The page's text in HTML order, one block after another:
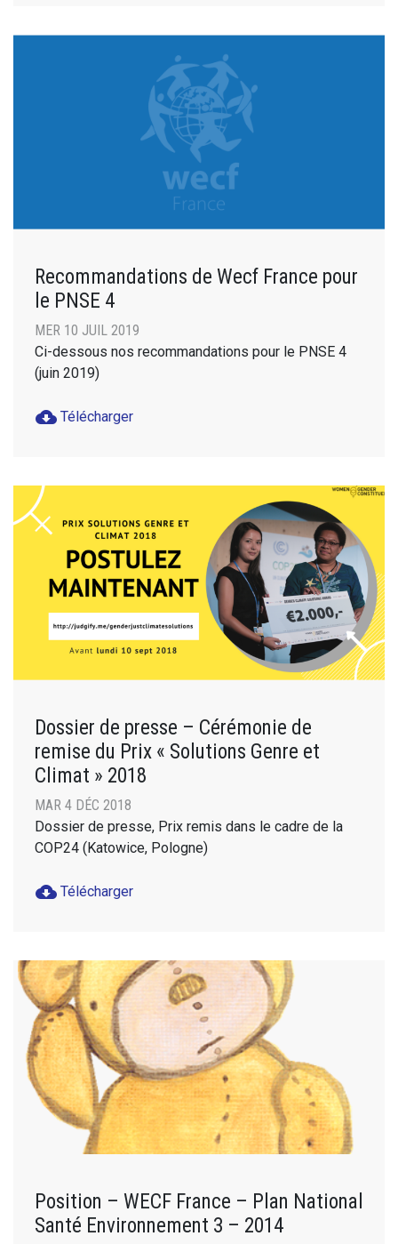
Recommandations de Wecf France pour
le PNSE 4
MER 10 JUIL 2019
Ci-dessous nos recommandations pour le PNSE 4
(juin 2019)
cloud_download Télécharger
Dossier de presse – Cérémonie de
remise du Prix « Solutions Genre et
Climat » 2018
MAR 4 DÉC 2018
Dossier de presse, Prix remis dans le cadre de la
COP24 (Katowice, Pologne)
cloud_download Télécharger
Position – WECF France – Plan National
Santé Environnement 3 – 2014